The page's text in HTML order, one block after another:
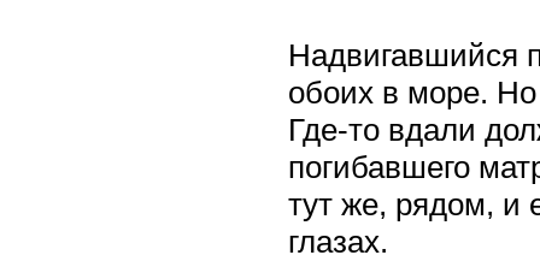
Надвигавшийся
обоих в море. Но
Где-то вдали
погибавшего
тут же, рядом, и
глазах.